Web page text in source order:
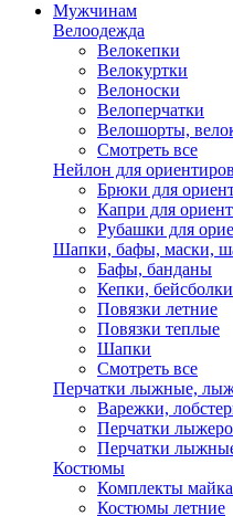
Мужчинам
Велоодежда
Велокепки
Велокуртки
Велоноски
Велоперчатки
Велошорты,
Смотреть все
Нейлон для
Брюки для
Капри для
Рубашки для
Шапки, бафы, маски,
Бафы, банданы
Кепки, бейсболки
Повязки летние
Повязки теплые
Шапки
Смотреть все
Перчатки лыжные,
Варежки,
Перчатки
Перчатки
Костюмы
Комплекты
Костюмы летние